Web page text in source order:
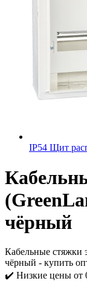
IP54 Щит
чёрный
Кабельные стяжки
чёрный - купить
✔️ Низкие цены от